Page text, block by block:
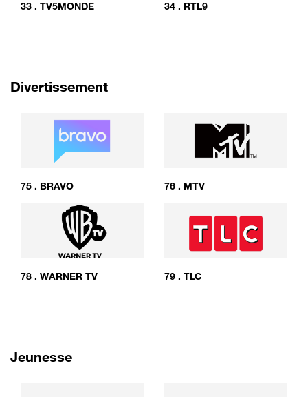
33 . TV5MONDE 34 . RTL9
Divertissement
75 . BRAVO 76 . MTV
78 . WARNER TV 79 . TLC
Jeunesse